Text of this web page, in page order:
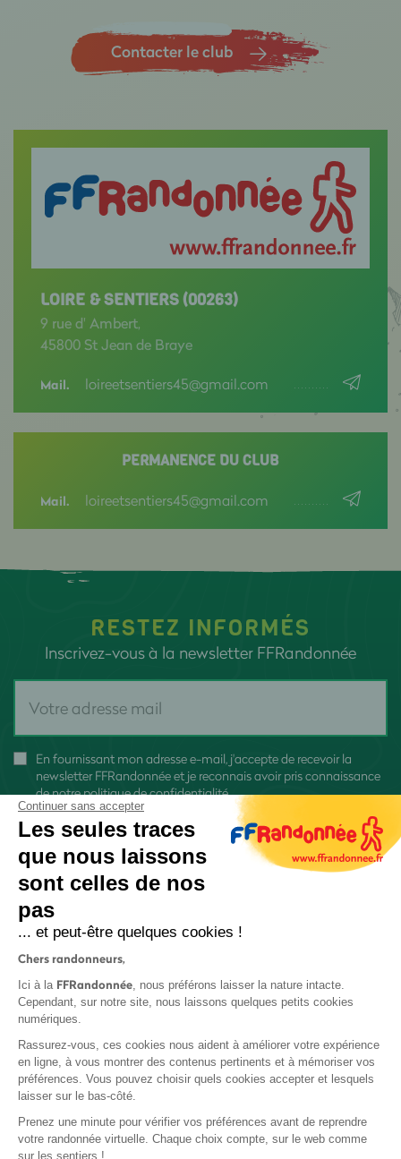
Contacter le club
LOIRE & SENTIERS (00263)
9 rue d' Ambert,
45800 St Jean de Braye
Mail. loireetsentiers45@gmail.com
PERMANENCE DU CLUB
Mail. loireetsentiers45@gmail.com
RESTEZ INFORMÉS
Inscrivez-vous à la newsletter FFRandonnée
En fournissant mon adresse e-mail, j'accepte de recevoir la
newsletter FFRandonnée et je reconnais avoir pris connaissance
denotre politique de confidentialité
Protection des données
Politique de confidentialité
Continuer sans accepter
Les seules traces
que nous laissons
sont celles de nos
pas
... et peut-être quelques cookies !
Chers randonneurs,
Ici à la FFRandonnée, nous préférons laisser la nature intacte.
Cependant, sur notre site, nous laissons quelques petits cookies
numériques.
Rassurez-vous, ces cookies nous aident à améliorer votre expérience
en ligne, à vous montrer des contenus pertinents et à mémoriser vos
préférences. Vous pouvez choisir quels cookies accepter et lesquels
laisser sur le bas-côté.
Prenez une minute pour vérifier vos préférences avant de reprendre
votre randonnée virtuelle. Chaque choix compte, sur le web comme
sur les sentiers !